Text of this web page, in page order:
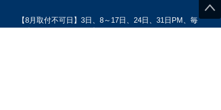
【8月取付不可日】3日、8～17日、24日、31日PM、毎